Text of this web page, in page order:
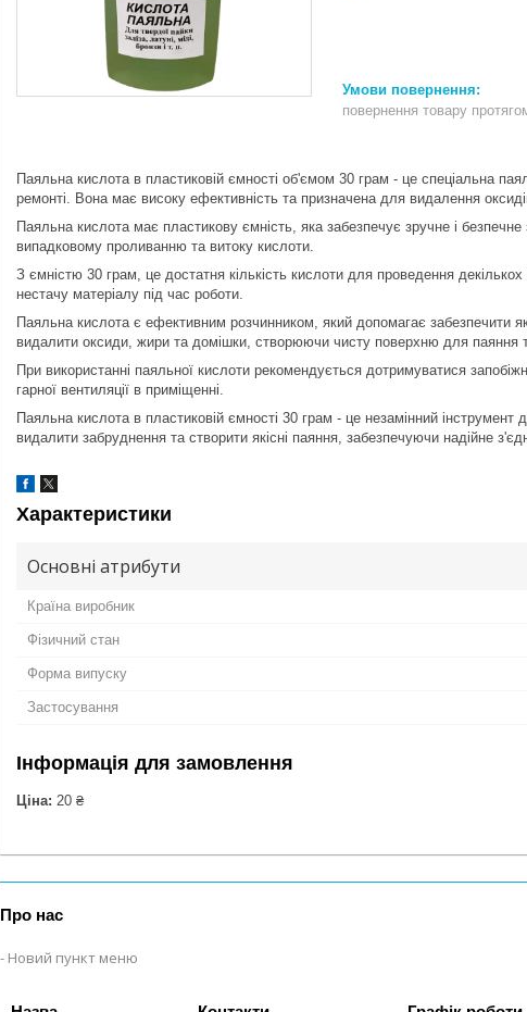
повернення товару
Паяльна кислота в пластиковій ємності об'ємом 30 грам - це спеціальна
ремонті. Вона має високу ефективність та призначена для видалення
Паяльна кислота має пластикову ємність, яка забезпечує зручне і
випадковому проливанню та витоку кислоти.
З ємністю 30 грам, це достатня кількість кислоти для проведення
нестачу матеріалу під час роботи.
Паяльна кислота є ефективним розчинником, який допомагає забезпечити
видалити оксиди, жири та домішки, створюючи чисту поверхню для паяння
При використанні паяльної кислоти рекомендується дотримуватися
гарної вентиляції в приміщенні.
Паяльна кислота в пластиковій ємності 30 грам - це незамінний
видалити забруднення та створити якісні паяння, забезпечуючи надійне
Характеристики
Основні атрибути
Країна виробник
Фізичний стан
Форма випуску
Застосування
Інформація для замовлення
Ціна: 20 ₴
Про нас
Новий пункт меню